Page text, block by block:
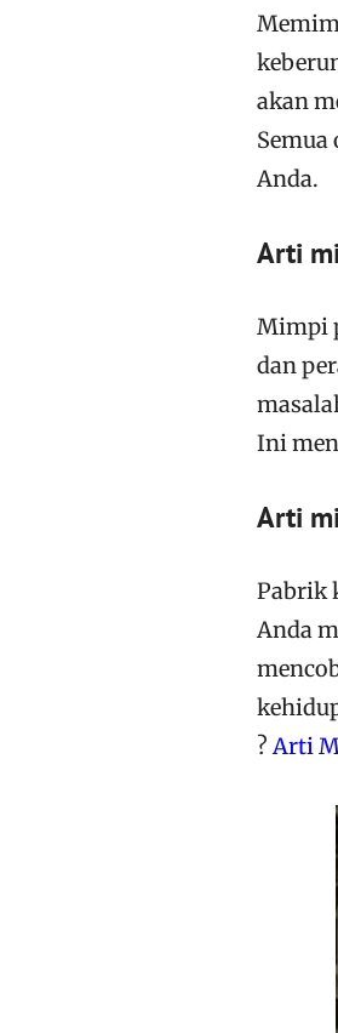
akan
Anda.
Arti
Mimpi
dan
Ini
Arti
Pabrik
Anda
?Arti